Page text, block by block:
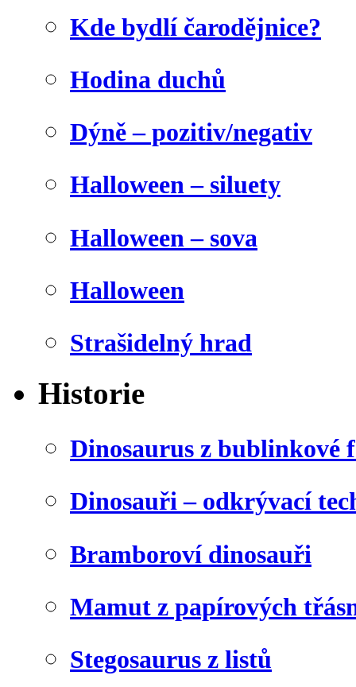
Kde bydlí čarodějnice?
Hodina duchů
Dýně – pozitiv/negativ
Halloween – siluety
Halloween – sova
Halloween
Strašidelný hrad
Historie
Dinosaurus z bublinkové
Dinosauři – odkrývací
Bramboroví dinosauři
Mamut z papírových
Stegosaurus z listů